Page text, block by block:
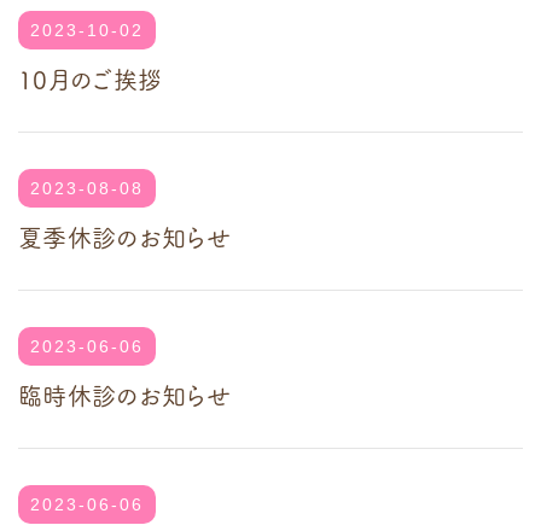
2023-10-02
10月のご挨拶
2023-08-08
夏季休診のお知らせ
2023-06-06
臨時休診のお知らせ
2023-06-06